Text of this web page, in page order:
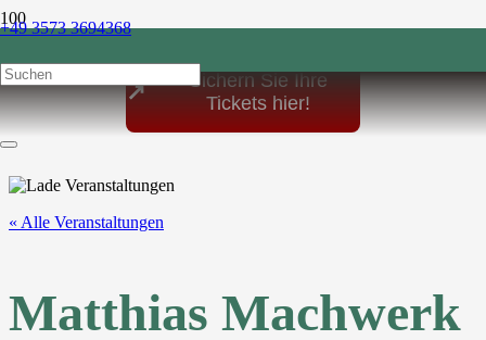
+49 3573 3694368
post@sonnenhof-1864.de
↗
Sichern Sie Ihre
Tickets hier!
« Alle Veranstaltungen
Matthias Machwerk